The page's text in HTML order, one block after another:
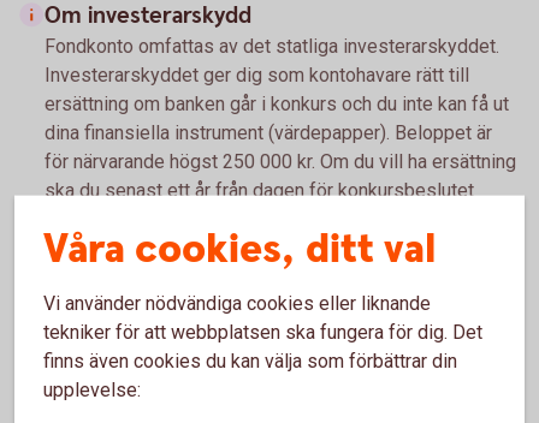
Om investerarskydd
Fondkonto omfattas av det statliga investerarskyddet.
Investerarskyddet ger dig som kontohavare rätt till
ersättning om banken går i konkurs och du inte kan få ut
dina finansiella instrument (värdepapper). Beloppet är
för närvarande högst 250 000 kr. Om du vill ha ersättning
ska du senast ett år från dagen för konkursbeslutet
ersättningen.
Riksgälden betalar ut ersättning inom 7 arbetsdagar från
den dag banken försattes i konkurs eller
Finansinspektionen beslutade att garantin ska träda in.
Investerarskyddet
Våra cookies, ditt val
Vi använder nödvändiga cookies eller liknande
tekniker för att webbplatsen ska fungera för dig. Det
finns även cookies du kan välja som förbättrar din
upplevelse: